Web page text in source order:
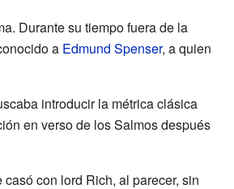
Durante su tiempo fuera de la
a Edmund Spenser, a quien
introducir la métrica clásica
en verso de los Salmos después
con lord Rich, al parecer, sin